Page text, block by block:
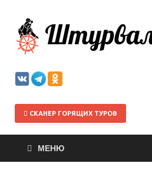
СКАНЕР ГОРЯЩИХ ТУРОВ
МЕНЮ